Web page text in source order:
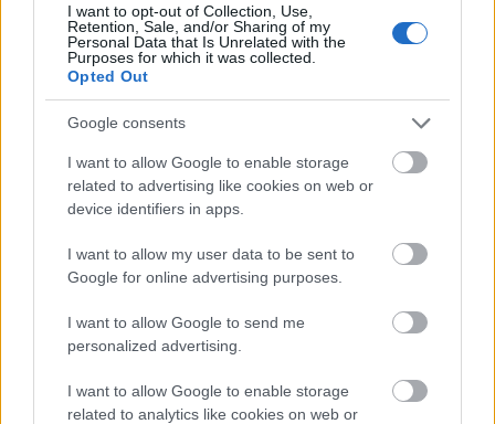
I want to opt-out of Collection, Use,
Retention, Sale, and/or Sharing of my
Personal Data that Is Unrelated with the
Purposes for which it was collected.
Opted Out
Google consents
I want to allow Google to enable storage
related to advertising like cookies on web or
device identifiers in apps.
I want to allow my user data to be sent to
Google for online advertising purposes.
I want to allow Google to send me
personalized advertising.
I want to allow Google to enable storage
related to analytics like cookies on web or
Αυτό το καλοκαίρι θα σας βρει να χρησιμοποιείτε
τις ανταγωνιστικές σας ιδιότητες για να φέρετε την
καριέρα σας σε νέο επίπεδο. Η δουλειά βρίσκεται
στο μυαλό σας και αυτός ο μήνας είναι σημαντικός
για να βρείτε την επαγγελματική ευκαιρία που
Διαβάστε επίσης:Τα 4 ζώδια που θα ψάξουν το
Τα 4 ζώδια που είναι οι χειρότεροι φίλοι